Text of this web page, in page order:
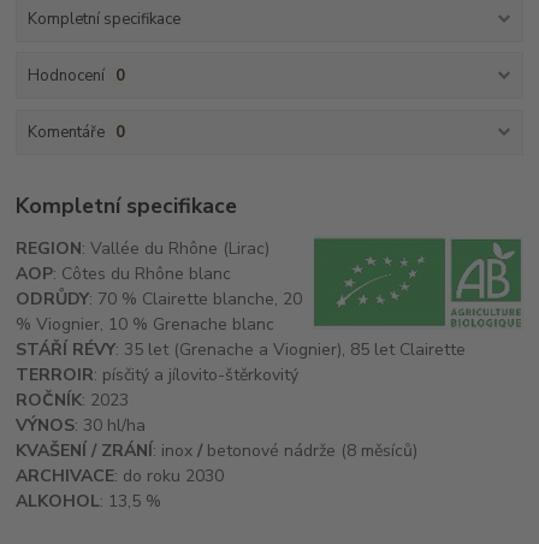
Kompletní specifikace
Hodnocení 0
Komentáře 0
Kompletní specifikace
REGION: Vallée du Rhône (Lirac)
AOP: Côtes du Rhône blanc
ODRŮDY: 70 % Clairette blanche, 20
% Viognier, 10 % Grenache blanc
STÁŘÍ RÉVY: 35 let (Grenache a Viognier), 85 let Clairette
TERROIR: písčitý a jílovito-štěrkovitý
ROČNÍK: 2023
VÝNOS: 30 hl/ha
KVAŠENÍ / ZRÁNÍ: inox/betonové nádrže (8 měsíců)
ARCHIVACE: do roku 2030
ALKOHOL: 13,5 %